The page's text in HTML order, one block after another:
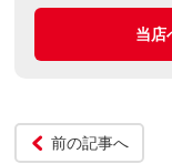
当店
前の記事へ